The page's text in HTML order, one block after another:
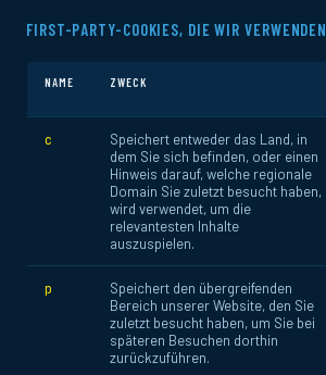
FIRST-PARTY-COOKIES, DIE WIR VERWENDEN
NAME ZWECK
c
Speichert entweder das Land, in
dem Sie sich befinden, oder einen
Hinweis darauf, welche regionale
Domain Sie zuletzt besucht haben,
wird verwendet, um die
relevantesten Inhalte
auszuspielen.
p
Speichert den übergreifenden
Bereich unserer Website, den Sie
zuletzt besucht haben, um Sie bei
späteren Besuchen dorthin
zurückzuführen.